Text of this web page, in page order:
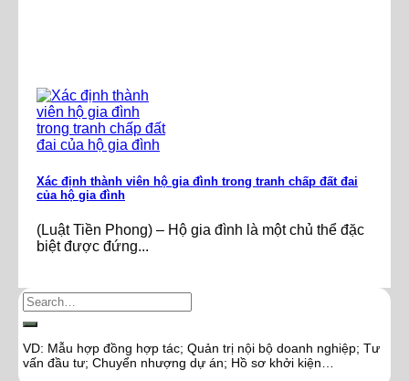
Xác định thành viên hộ gia đình trong tranh chấp đất đai
của hộ gia đình
(Luật Tiền Phong) – Hộ gia đình là một chủ thể đặc
biệt được đứng...
VD: Mẫu hợp đồng hợp tác; Quản trị nội bộ doanh nghiệp; Tư
vấn đầu tư; Chuyển nhượng dự án; Hồ sơ khởi kiện…